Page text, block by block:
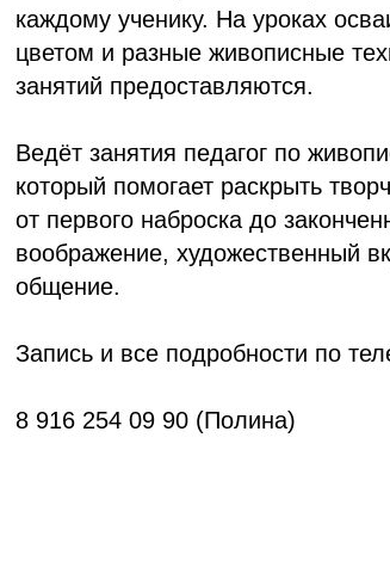
каждому ученику. На уроках
цветом и разные живописные
занятий предоставляются.
Ведёт занятия педагог по
который помогает раскрыть
от первого наброска до
воображение, художественный
общение.
Запись и все подробности по
8 916 254 09 90 (Полина)